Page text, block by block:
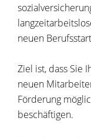
neuen
Ziel ist, dass Sie
neuen
Förderung
beschäftigen.